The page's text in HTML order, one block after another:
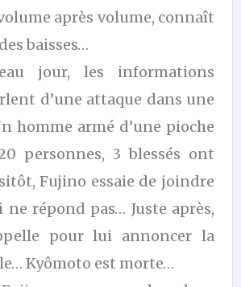
après volume, connaît
baisses…
jour, les informations
d’une attaque dans une
homme armé d’une pioche
personnes, 3 blessés ont
Fujino essaie de joindre
ne répond pas… Juste après,
pour lui annoncer la
Kyômoto est morte…